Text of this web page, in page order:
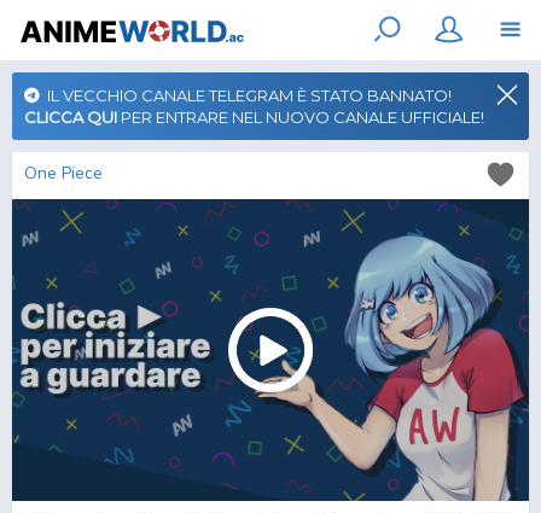
IL VECCHIO CANALE TELEGRAM È STATO BANNATO!
CLICCA QUI PER ENTRARE NEL NUOVO CANALE UFFICIALE!
One Piece